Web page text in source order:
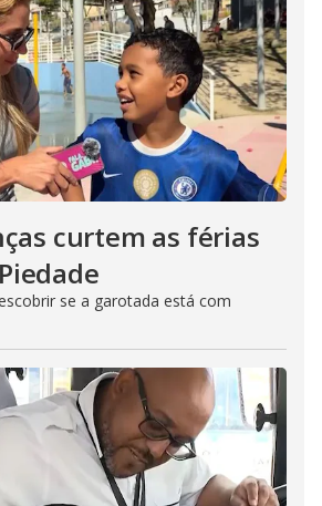
curtem as férias
se a garotada está com